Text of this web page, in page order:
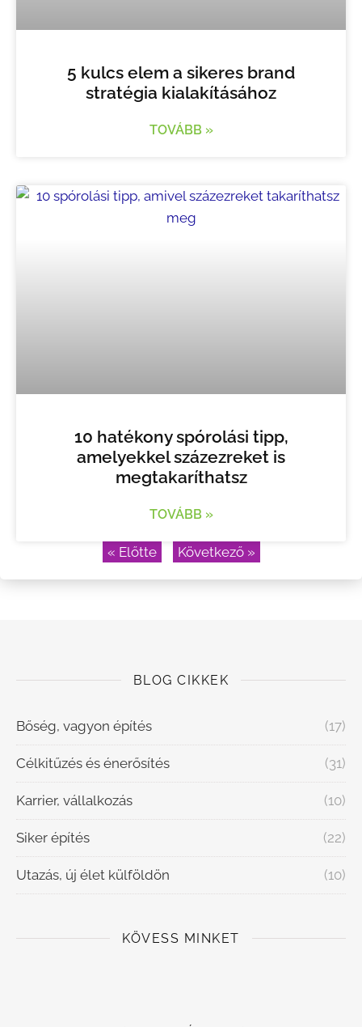
5 kulcs elem a sikeres brand
stratégia kialakításához
TOVÁBB »
10 hatékony spórolási tipp,
amelyekkel százezreket is
megtakaríthatsz
TOVÁBB »
« Előtte Következő »
BLOG CIKKEK
Bőség, vagyon építés (17)
Célkitűzés és énerősítés (31)
Karrier, vállalkozás (10)
Siker építés (22)
Utazás, új élet külföldön (10)
KÖVESS MINKET